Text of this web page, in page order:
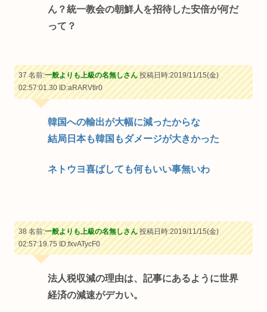
ん？統一教会の朝鮮人を招待した安倍が何だ
って？
37 名前:一般よりも上級の名無しさん投稿日時:2019/11/15(金)
02:57:01.30ID:aRARVtlr0
韓国への輸出が大幅に減ったからな
結局日本も韓国もダメージが大きかった
ネトウヨ喜ばしても何もいい事無いわ
38 名前:一般よりも上級の名無しさん投稿日時:2019/11/15(金)
02:57:19.75ID:fxvATycF0
法人税収減の理由は、記事にあるように世界
経済の減速がデカい。